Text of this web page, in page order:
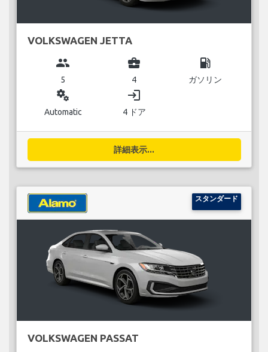
VOLKSWAGEN JETTA
group
5
business_center
4
local_gas_station
ガソリン
miscellaneous_services
Automatic
login
4 ドア
詳細表示...
スタンダード
VOLKSWAGEN PASSAT